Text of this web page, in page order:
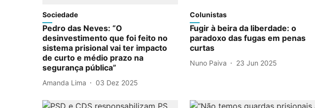
Sociedade
Pedro das Neves: “O
desinvestimento que foi feito no
sistema prisional vai ter impacto
de curto e médio prazo na
segurança pública”
Amanda Lima 03 Dez 2025
Colunistas
Fugir à beira da liberdade: o
paradoxo das fugas em penas
curtas
Nuno Paiva 23 Jun 2025